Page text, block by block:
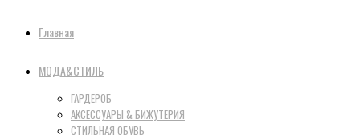
Главная
МОДА&СТИЛЬ
ГАРДЕРОБ
АКСЕССУАРЫ & БИЖУТЕРИЯ
СТИЛЬНАЯ ОБУВЬ